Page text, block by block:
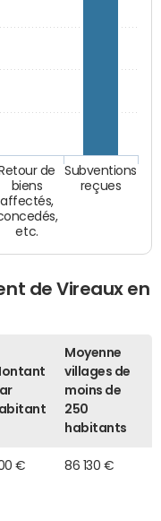
Retour de
biens
affectés,
etc.
Subventions
reçues
de Vireaux en
Moyenne
villages de
moins de
250
habitants
€ 86 130 €